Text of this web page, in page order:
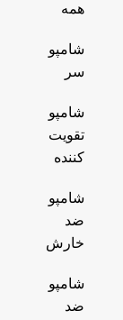
همه
شامپو
سر
شامپو
تقویت
کننده
شامپو
ضد
خارش
شامپو
ضد